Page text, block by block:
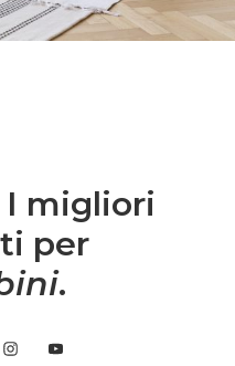
I migliori
per
.